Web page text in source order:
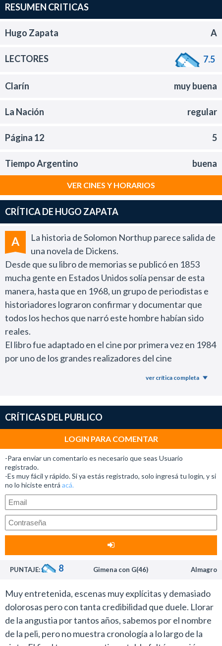
RESUMEN CRITICAS
Hugo Zapata A
LECTORES 7.5
Clarín muy buena
La Nación regular
Página 12 5
Tiempo Argentino buena
VER CINES Y HORARIOS
CRÍTICA DE HUGO ZAPATA
A
La historia de Solomon Northup parece salida de
una novela de Dickens.
Desde que su libro de memorias se publicó en 1853
mucha gente en Estados Unidos solía pensar de esta
manera, hasta que en 1968, un grupo de periodistas e
historiadores lograron confirmar y documentar que
todos los hechos que narró este hombre habían sido
reales.
El libro fue adaptado en el cine por primera vez en 1984
por uno de los grandes realizadores del cine
La producción de Brad Pitt que vuelve a trabajar esta
esta cuestión y ese es el principal motivo por el que
esta propuesta despertó tantos elogios en el último
tiempo.
Si viste la versión de 1984 la historia sigue siendo la
misma. La novedad pasa por el modo en que el director
Steve McQueen abordó el conflicto y su contexto
histórico.
Otro realizador independiente que en los últimos años
se destacó por los filmes que hizo con Michael
estrenada en Argentina.
recordada serie de televisión Raíces que presentó una
mirada más light y hollywoodense de la esclavitud en
Estados Unidos.
Si hay algo que no se le puede objetar al trabajo de
ver crítica completa
CRÍTICAS DEL PUBLICO
LOGIN PARA COMENTAR
-Para enviar un comentario es necesario que seas Usuario
registrado.
-Es muy fácil y rápido. Si ya estás registrado, solo ingresá tu login, y si
no lo hiciste entrá acá.
PUNTAJE: 8 Gimena con G(46) Almagro
Muy entretenida, escenas muy explícitas y demasiado
dolorosas pero con tanta credibilidad que duele. Llorar
de la angustia por tantos años, sabemos por el nombre
de la peli, pero no muestra cronología a lo largo de la